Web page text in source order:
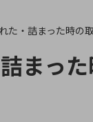
た・詰まった時の
まっ